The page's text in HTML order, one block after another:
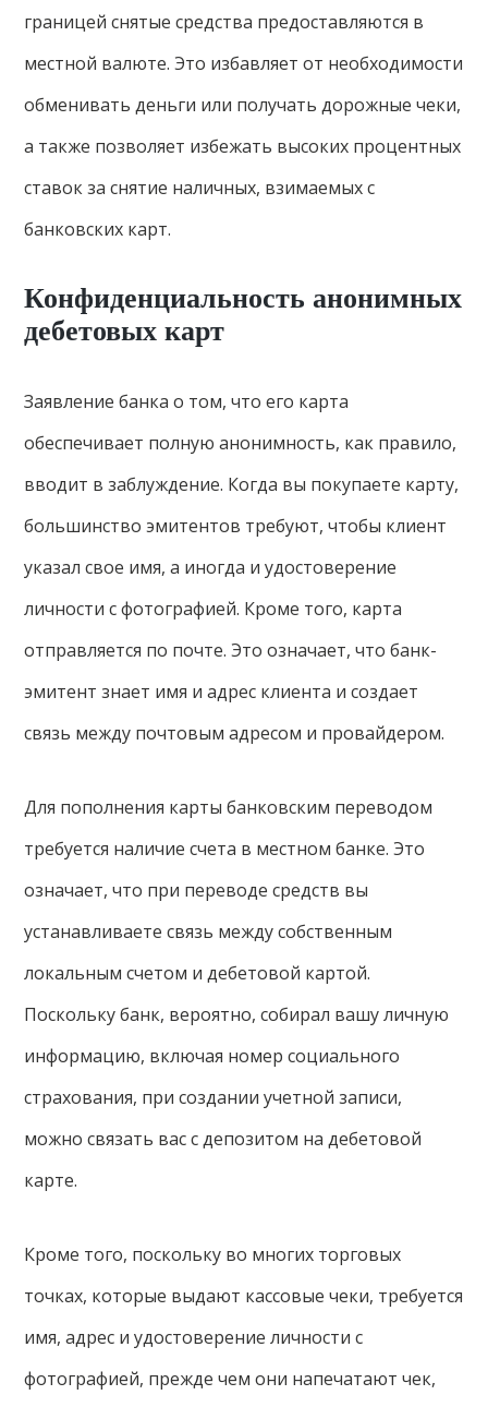
границей снятые средства предоставляются в
местной валюте. Это избавляет от необходимости
обменивать деньги или получать дорожные чеки,
а также позволяет избежать высоких процентных
ставок за снятие наличных, взимаемых с
банковских карт.
Конфиденциальность анонимных
дебетовых карт
Заявление банка о том, что его карта
обеспечивает полную анонимность, как правило,
вводит в заблуждение. Когда вы покупаете карту,
большинство эмитентов требуют, чтобы клиент
указал свое имя, а иногда и удостоверение
личности с фотографией. Кроме того, карта
отправляется по почте. Это означает, что банк-
эмитент знает имя и адрес клиента и создает
связь между почтовым адресом и провайдером.
Для пополнения карты банковским переводом
требуется наличие счета в местном банке. Это
означает, что при переводе средств вы
устанавливаете связь между собственным
локальным счетом и дебетовой картой.
Поскольку банк, вероятно, собирал вашу личную
информацию, включая номер социального
страхования, при создании учетной записи,
можно связать вас с депозитом на дебетовой
карте.
Кроме того, поскольку во многих торговых
точках, которые выдают кассовые чеки, требуется
имя, адрес и удостоверение личности с
фотографией, прежде чем они напечатают чек,